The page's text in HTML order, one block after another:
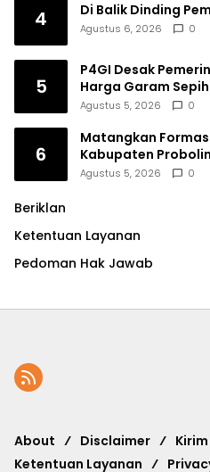
4 Di Balik Dinding
Agustus 6, 2026 0
5
P4GI Desak
Harga Garam
Agustus 5, 2026 0
6
Matangkan Formasi
Kabupaten
dan Kinerja
Agustus 5, 2026 0
Beriklan
Ketentuan Layanan
Pedoman Hak Jawab
About Disclaimer
Ketentuan Layanan